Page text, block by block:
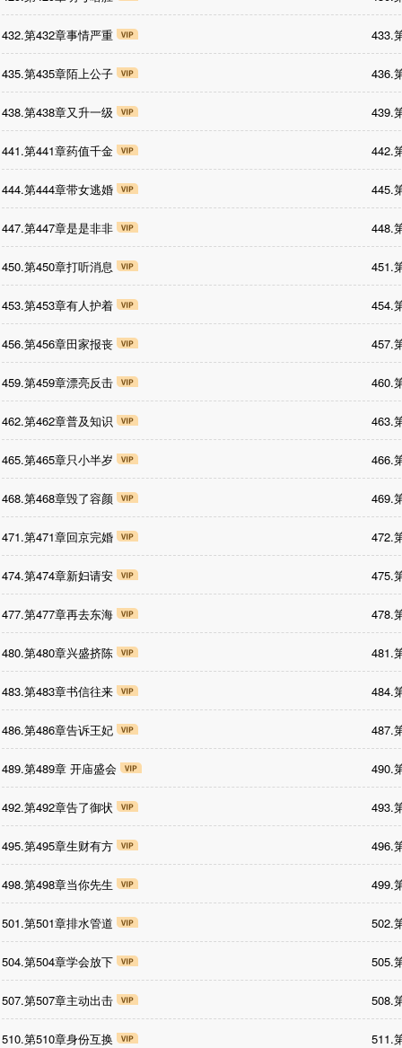
432.第432章事情严重 433.
435.第435章陌上公子 436.
438.第438章又升一级 439.
441.第441章药值千金 442.
444.第444章带女逃婚 445.
447.第447章是是非非 448.
450.第450章打听消息 451.
453.第453章有人护着 454.
456.第456章田家报丧 457.
459.第459章漂亮反击 460.
462.第462章普及知识 463.
465.第465章只小半岁 466.
468.第468章毁了容颜 469.
471.第471章回京完婚 472.
474.第474章新妇请安 475.
477.第477章再去东海 478.
480.第480章兴盛挤陈 481.
483.第483章书信往来 484.
486.第486章告诉王妃 487.
489.第489章 开庙盛会 490.
492.第492章告了御状 493.
495.第495章生财有方 496.
498.第498章当你先生 499.
501.第501章排水管道 502.
504.第504章学会放下 505.
507.第507章主动出击 508.
510.第510章身份互换 511.